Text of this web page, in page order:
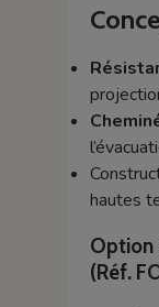
hautes
Option
(Réf.